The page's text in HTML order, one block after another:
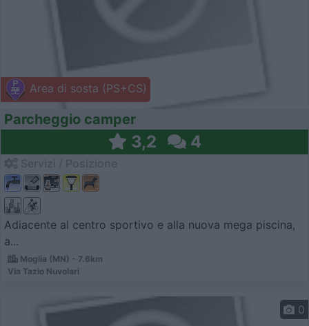
Area di sosta (PS+CS)
Parcheggio camper
3,2 4
Adiacente al centro sportivo e alla nuova mega piscina,
a...
Moglia (MN) - 7.6km
Via Tazio Nuvolari
0